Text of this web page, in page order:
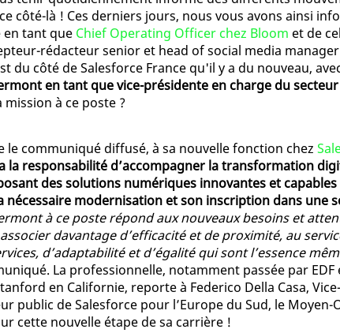
côté-là ! Ces derniers jours, nous vous avons ainsi
en tant que Chief Operating Officer chez Bloom et de
rédacteur senior et head of social media manager
du côté de Salesforce France qu'il y a du nouveau,
en tant que vice-présidente en charge du
mission à ce poste ?
le communiqué diffusé, à sa nouvelle fonction chez
la responsabilité d’accompagner la transformation
des solutions numériques innovantes et
nécessaire modernisation et son inscription dans une
à ce poste répond aux nouveaux besoins et
davantage d’efficacité et de proximité, au
d’adaptabilité et d’égalité qui sont l’essence
La professionnelle, notamment passée par
en Californie, reporte à Federico Della Casa,
public de Salesforce pour l’Europe du Sud, le Moyen-
cette nouvelle étape de sa carrière !